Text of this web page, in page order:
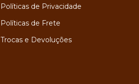
Políticas de Privacidade
Políticas de Frete
Trocas e Devoluções